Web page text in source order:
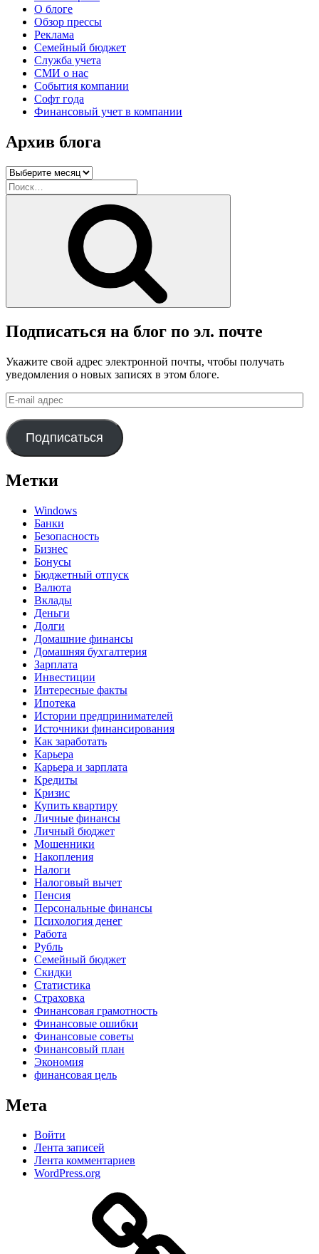
О блоге
Обзор прессы
Реклама
Семейный бюджет
Служба учета
СМИ о нас
События компании
Софт года
Финансовый учет в компании
Архив блога
Архив
блога
Искать:
Подписаться на блог по эл. почте
Укажите свой адрес электронной почты, чтобы получать
уведомления о новых записях в этом блоге.
E-
mail
адрес
Подписаться
Метки
Windows
Банки
Безопасность
Бизнес
Бонусы
Бюджетный отпуск
Валюта
Вклады
Деньги
Долги
Домашние финансы
Домашняя бухгалтерия
Зарплата
Инвестиции
Интересные факты
Ипотека
Истории предпринимателей
Источники финансирования
Как заработать
Карьера
Карьера и зарплата
Кредиты
Кризис
Купить квартиру
Личные финансы
Личный бюджет
Мошенники
Накопления
Налоги
Налоговый вычет
Пенсия
Персональные финансы
Психология денег
Работа
Рубль
Семейный бюджет
Скидки
Статистика
Страховка
Финансовая грамотность
Финансовые ошибки
Финансовые советы
Финансовый план
Экономия
финансовая цель
Мета
Войти
Лента записей
Лента комментариев
WordPress.org